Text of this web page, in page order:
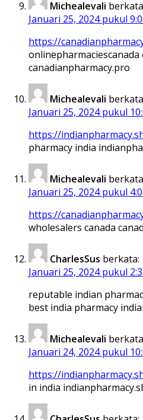
Michealevali
Januari 25, 2024 pukul
https://
onlinepharmaciescanada
canadianpharmacy.pro
Michealevali
Januari 25, 2024 pukul
https://
pharmacy india
Michealevali
Januari 25, 2024 pukul
https://
wholesalers canada
CharlesSus berkata:
Januari 25, 2024 pukul
reputable indian
best india pharmacy
Michealevali
Januari 24, 2024 pukul
https://
in india